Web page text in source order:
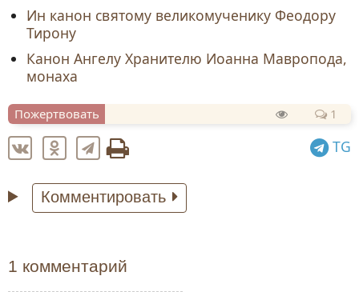
Ин канон святому великомученику Феодору
Тирону
Канон Ангелу Хранителю Иоанна Мавропода,
монаха
Пожертвовать 1
TG
Комментировать
1 комментарий